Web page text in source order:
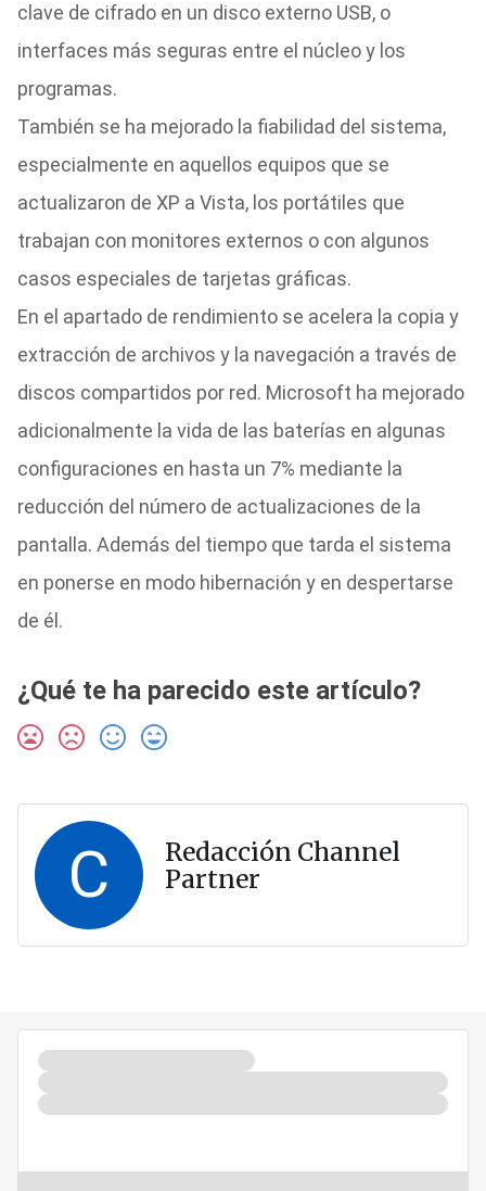
clave de cifrado en un disco externo USB, o
interfaces más seguras entre el núcleo y los
programas.
También se ha mejorado la fiabilidad del sistema,
especialmente en aquellos equipos que se
actualizaron de XP a Vista, los portátiles que
trabajan con monitores externos o con algunos
casos especiales de tarjetas gráficas.
En el apartado de rendimiento se acelera la copia y
extracción de archivos y la navegación a través de
discos compartidos por red. Microsoft ha mejorado
adicionalmente la vida de las baterías en algunas
configuraciones en hasta un 7% mediante la
reducción del número de actualizaciones de la
pantalla. Además del tiempo que tarda el sistema
en ponerse en modo hibernación y en despertarse
de él.
¿Qué te ha parecido este artículo?
C
Redacción Channel
Partner